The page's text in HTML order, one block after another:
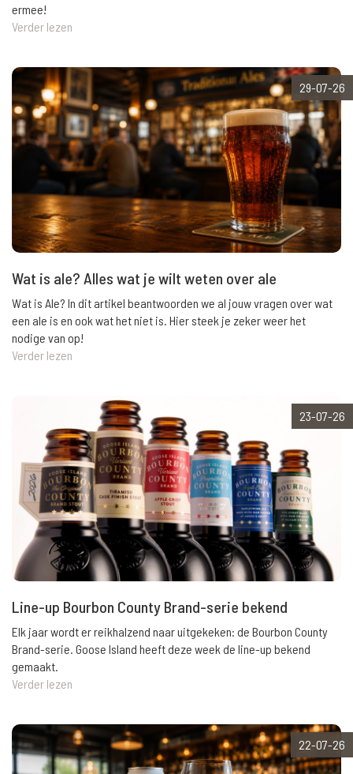
ermee!
Verder lezen
29-07-26
Wat is ale? Alles wat je wilt weten over ale
Wat is Ale? In dit artikel beantwoorden we al jouw vragen over wat
een ale is en ook wat het niet is. Hier steek je zeker weer het
nodige van op!
Verder lezen
23-07-26
Line-up Bourbon County Brand-serie bekend
Elk jaar wordt er reikhalzend naar uitgekeken: de Bourbon County
Brand-serie. Goose Island heeft deze week de line-up bekend
gemaakt.
Verder lezen
22-07-26